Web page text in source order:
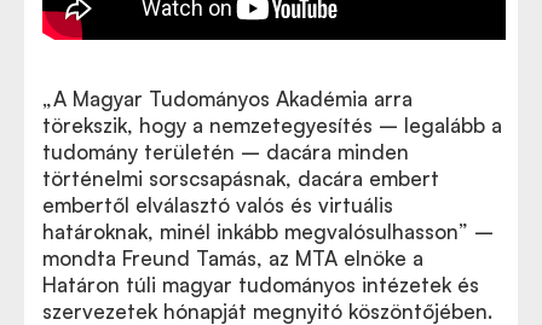
„A Magyar Tudományos Akadémia arra
törekszik, hogy a nemzetegyesítés – legalább a
tudomány területén – dacára minden
történelmi sorscsapásnak, dacára embert
embertől elválasztó valós és virtuális
határoknak, minél inkább megvalósulhasson” –
mondta Freund Tamás, az MTA elnöke a
Határon túli magyar tudományos intézetek és
szervezetek hónapját megnyitó köszöntőjében.